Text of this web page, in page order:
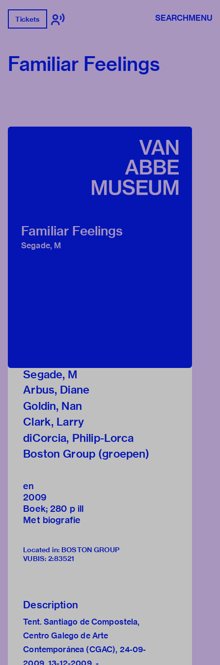
Tickets SEARCHMENU
Familiar Feelings
Familiar Feelings
Segade, M
Segade, M
Arbus, Diane
Goldin, Nan
Clark, Larry
diCorcia, Philip-Lorca
Boston Group (groepen)
en
2009
Boek; 280 p ill
Met biografie
Located in: BOSTON GROUP
VUBIS: 2:83521
Description
Tent. Santiago de Compostela,
Centro Galego de Arte
Contemporánea (CGAC), 24-09-